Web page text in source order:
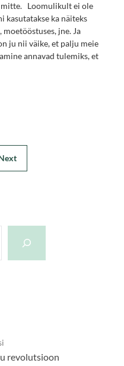
mitte. Loomulikult ei ole
kasutatakse ka näiteks
jne. Ja
ju nii väike, et palju meie
annavad tulemiks, et
revolutsioon